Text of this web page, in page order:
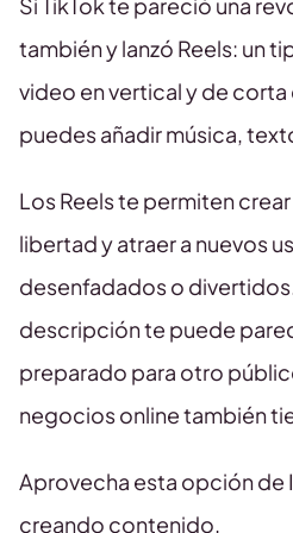
Si TikTok te pareció una
también y lanzó Reels: un
video en vertical y de corta
puedes añadir música,
Los Reels te permiten
libertad y atraer a nuevos
desenfadados o
descripción te puede
preparado para otro
negocios online también
Aprovecha esta opción de
creando contenido.